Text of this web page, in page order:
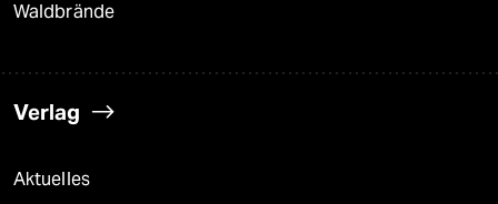
Waldbrände
Verlag
Aktuelles